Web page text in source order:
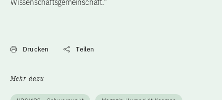
Drucken Teilen
Mehr dazu